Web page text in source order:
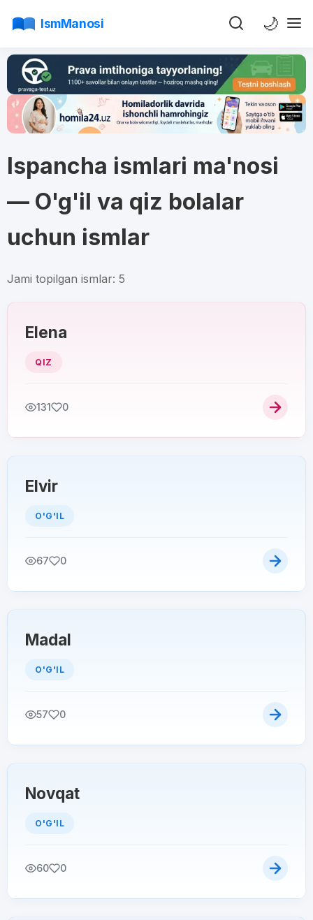
IsmManosi 🌙
Ispancha ismlari ma'nosi
— O'g'il va qiz bolalar
uchun ismlar
Jami topilgan ismlar: 5
Elena
QIZ
131 0
Elvir
O'G'IL
67 0
Madal
O'G'IL
57 0
Novqat
O'G'IL
60 0